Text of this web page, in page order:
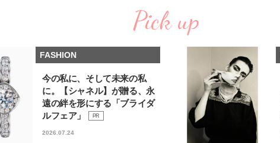
Pick up
FASHION
今の私に、そして未来の私
に。【シャネル】が贈る、永
遠の絆を形にする「ブライダ
ルフェア」
PR
2026.07.24
朝と夜のケアでつくられる透明感
2026.01.30
BEAUTY
【J’s Picks】指先からハッピーチ
ャージ！ J-GIRL和愛（わかな）
の欠かせないコト〈気分をアゲる
アイテム＆ルーティーン〉
BEAUTY
【J’s Picks】J-BOY中田凌多
は“汗と暑さ”に悩める仕事終わり
もスマートに〈ビューティ＆ファ
ッション夏の必需品〉